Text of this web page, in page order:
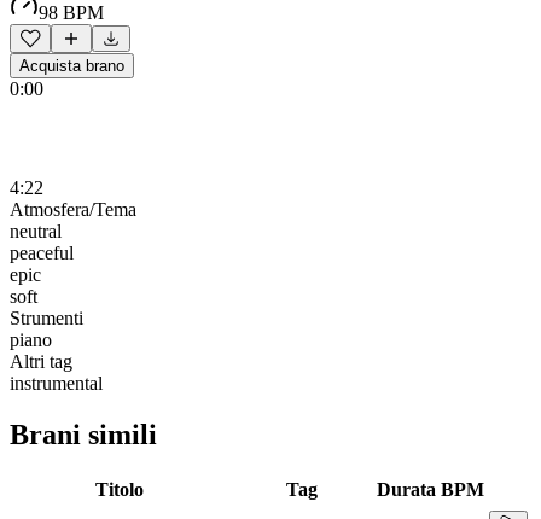
98 BPM
Acquista brano
0:00
4:22
Atmosfera/Tema
neutral
peaceful
epic
soft
Strumenti
piano
Altri tag
instrumental
Brani simili
Titolo Tag Durata BPM